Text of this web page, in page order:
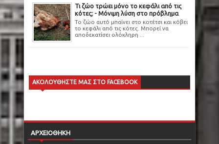
Τι ζώο τρώει μόνο το κεφάλι από τις
κότες; - Μόνιμη λύση στο πρόβλημα
Το ζώο αυτό μπαίνει στο κοτέτσι και κόβει
το κεφάλι από τις κότες. Μπορεί να
αποδεκατίσει ολόκληρη ...
ΑΚΟΛΟΥΘΗΣΤΕ ΜΑΣ ΣΤΟ FACEBOOK
ΑΡΧΕΙΟΘΗΚΗ